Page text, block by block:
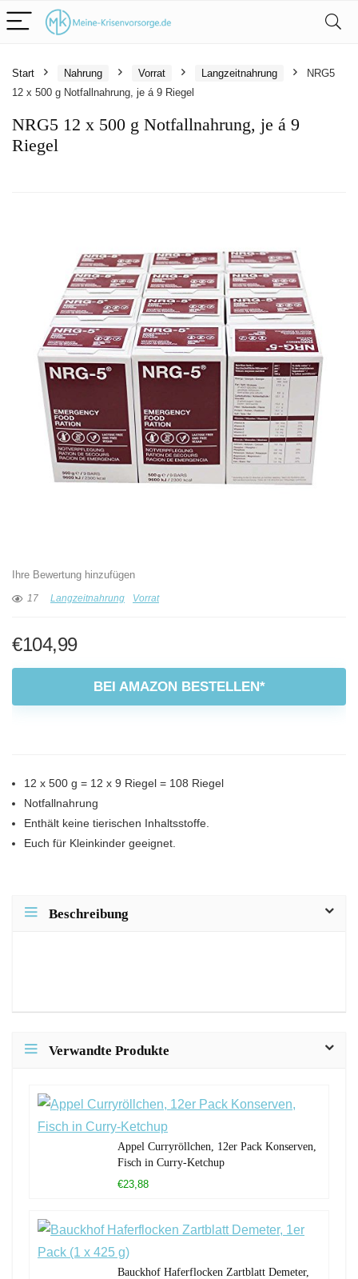
Start Nahrung Vorrat Langzeitnahrung
NRG5
12 x 500 g Notfallnahrung, je á 9 Riegel
NRG5 12 x 500 g Notfallnahrung, je á 9
Riegel
Ihre Bewertung hinzufügen
17 Langzeitnahrung Vorrat
€104,99
BEI AMAZON BESTELLEN*
12 x 500 g = 12 x 9 Riegel = 108 Riegel
Notfallnahrung
Enthält keine tierischen Inhaltsstoffe.
Euch für Kleinkinder geeignet.
Beschreibung
Verwandte Produkte
Appel Curryröllchen, 12er Pack Konserven,
Fisch in Curry-Ketchup
€23,88
Bauckhof Haferflocken Zartblatt Demeter,